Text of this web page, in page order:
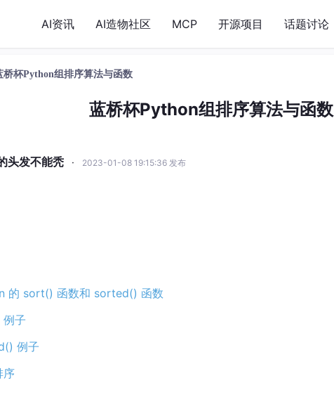
AI资讯 AI造物社区 MCP 开源项目 话题讨论
桥杯Python组排序算法与函数
蓝桥杯Python组排序算法与函数
头发不能秃 · 2023-01-08 19:15:36 发布
的 sort() 函数和 sorted() 函数
子
例子
序